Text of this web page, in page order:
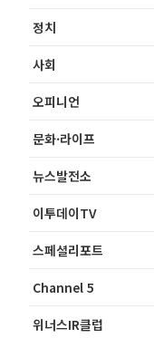
정치
사회
오피니언
문화·라이프
뉴스발전소
이투데이TV
스페셜리포트
Channel 5
위너스IR클럽